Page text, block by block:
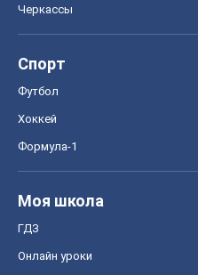
Черкассы
Спорт
Футбол
Хоккей
Формула-1
Моя школа
ГДЗ
Онлайн уроки